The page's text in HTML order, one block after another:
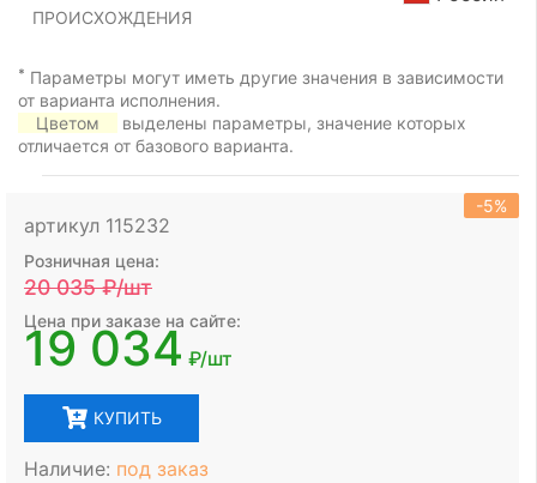
ПРОИСХОЖДЕНИЯ
* Параметры могут иметь другие значения в зависимости
от варианта исполнения.
Цветом
выделены параметры, значение которых
отличается от базового варианта.
артикул 115232
-5%
Розничная цена:
20 035₽/шт
Цена при заказе на сайте:
19 034 ₽/шт
КУПИТЬ
Наличие: под заказ